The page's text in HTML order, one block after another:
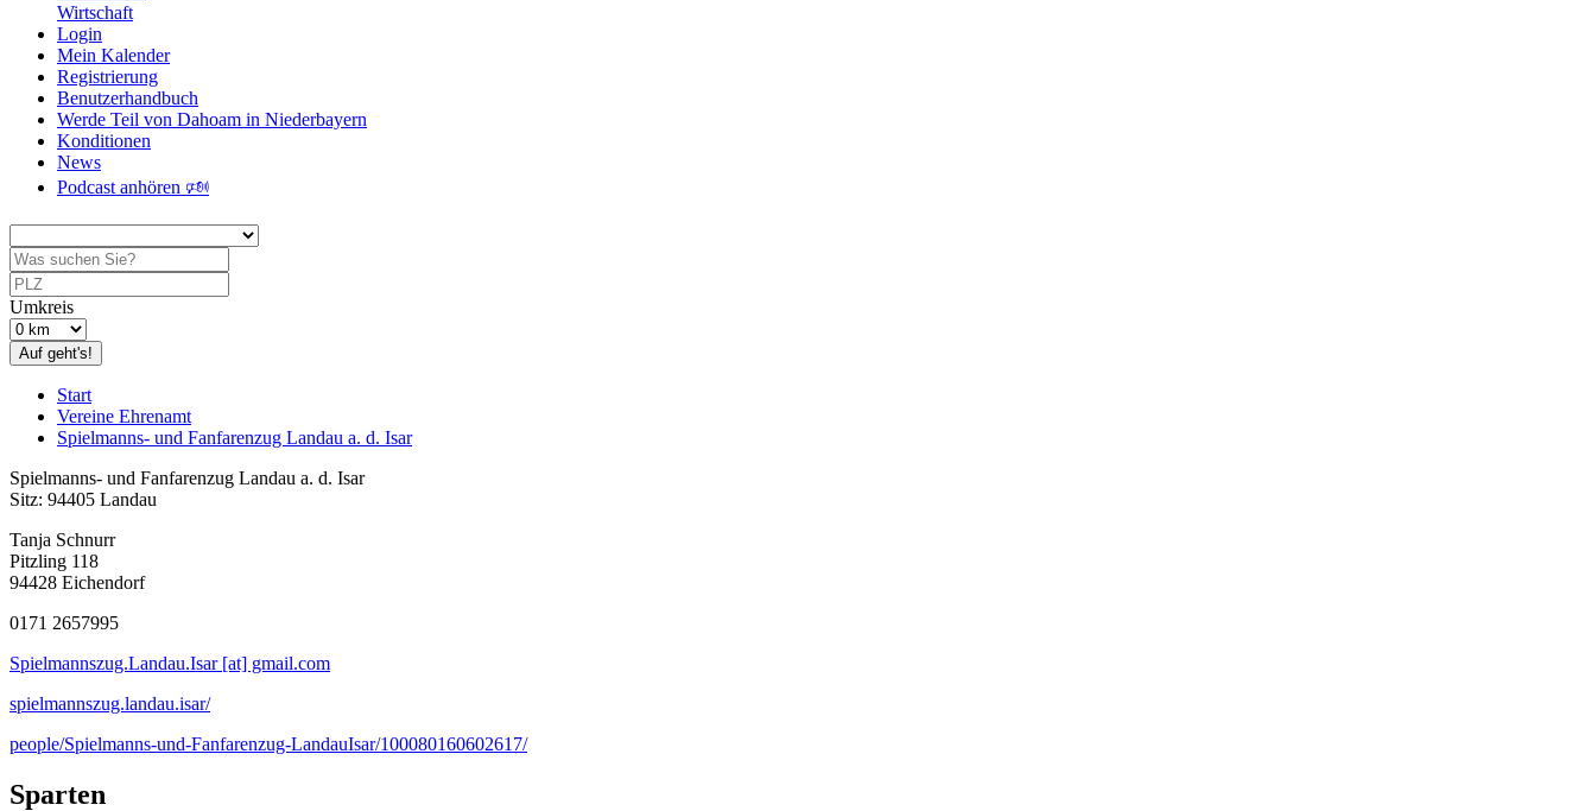
Wirtschaft
Login
Mein Kalender
Registrierung
Benutzerhandbuch
Werde Teil von Dahoam in Niederbayern
Konditionen
News
Podcast anhören 🕬
Umkreis
Auf geht's!
Start
Vereine Ehrenamt
Spielmanns- und Fanfarenzug Landau a. d. Isar
Spielmanns- und Fanfarenzug Landau a. d. Isar
Sitz: 94405 Landau
Tanja Schnurr
Pitzling 118
94428 Eichendorf
0171 2657995
Spielmannszug.Landau.Isar [at] gmail.com
spielmannszug.landau.isar/
people/Spielmanns-und-Fanfarenzug-LandauIsar/100080160602617/
Sparten